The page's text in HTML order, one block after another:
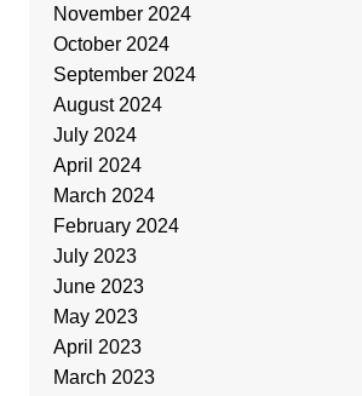
November 2024
October 2024
September 2024
August 2024
July 2024
April 2024
March 2024
February 2024
July 2023
June 2023
May 2023
April 2023
March 2023